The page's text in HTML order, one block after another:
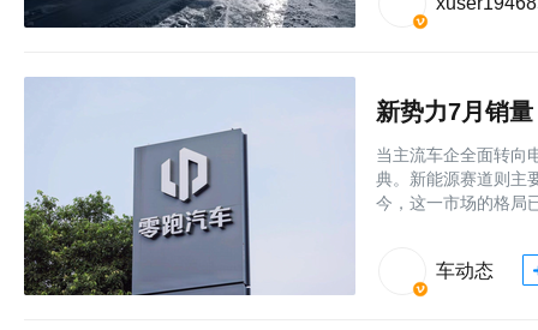
新势力7月销
当主流车企全面转向
典。新能源赛道则主
今，这一市场的格局
车动态